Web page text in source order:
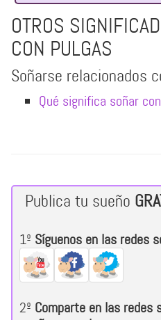
OTROS
CON PULGAS
Soñarse relacionados
Qué significa soñar
Publica tu sueño
1º Síguenos en las redes
2º Comparte en las redes